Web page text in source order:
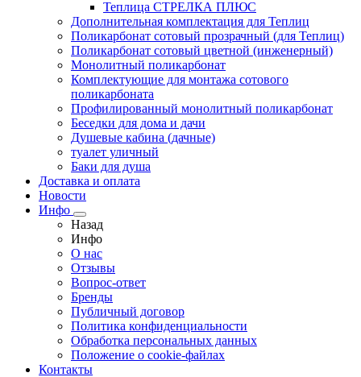
Теплица СТРЕЛКА ПЛЮС
Дополнительная комплектация для Теплиц
Поликарбонат сотовый прозрачный (для Теплиц)
Поликарбонат сотовый цветной (инженерный)
Монолитный поликарбонат
Комплектующие для монтажа сотового
поликарбоната
Профилированный монолитный поликарбонат
Беседки для дома и дачи
Душевые кабина (дачные)
туалет уличный
Баки для душа
Доставка и оплата
Новости
Инфо
Назад
Инфо
О нас
Отзывы
Вопрос-ответ
Бренды
Публичный договор
Политика конфиденциальности
Обработка персональных данных
Положение о cookie-файлах
Контакты